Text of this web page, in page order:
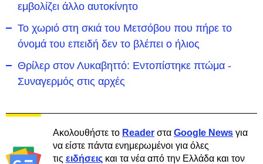
εμβολίζει άλλο αυτοκίνητο
Το χωριό στη σκιά του Μετσόβου που πήρε το
όνομά του επειδή δεν το βλέπει ο ήλιος
Θρίλερ στον Λυκαβηττό: Εντοπίστηκε πτώμα -
Συναγερμός στις αρχές
Ακολουθήστε το Reader στα Google News για
να είστε πάντα ενημερωμένοι για όλες
τις ειδήσεις και τα νέα από την Ελλάδα και τον